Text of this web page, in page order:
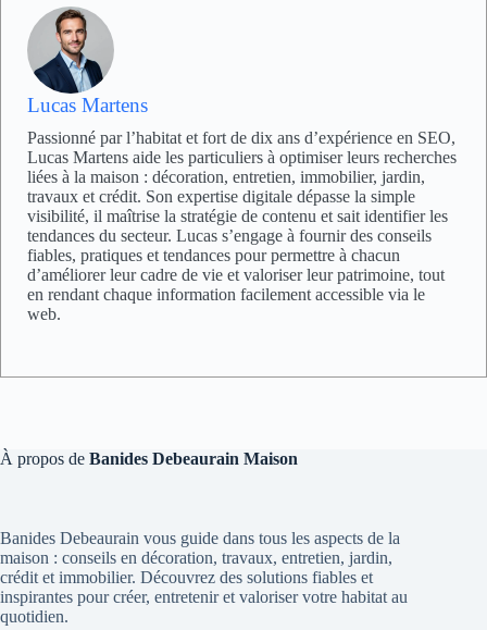
Lucas Martens
Passionné par l’habitat et fort de dix ans d’expérience en SEO,
Lucas Martens aide les particuliers à optimiser leurs recherches
liées à la maison : décoration, entretien, immobilier, jardin,
travaux et crédit. Son expertise digitale dépasse la simple
visibilité, il maîtrise la stratégie de contenu et sait identifier les
tendances du secteur. Lucas s’engage à fournir des conseils
fiables, pratiques et tendances pour permettre à chacun
d’améliorer leur cadre de vie et valoriser leur patrimoine, tout
en rendant chaque information facilement accessible via le
web.
À propos de Banides Debeaurain Maison
Banides Debeaurain vous guide dans tous les aspects de la
maison : conseils en décoration, travaux, entretien, jardin,
crédit et immobilier. Découvrez des solutions fiables et
inspirantes pour créer, entretenir et valoriser votre habitat au
quotidien.